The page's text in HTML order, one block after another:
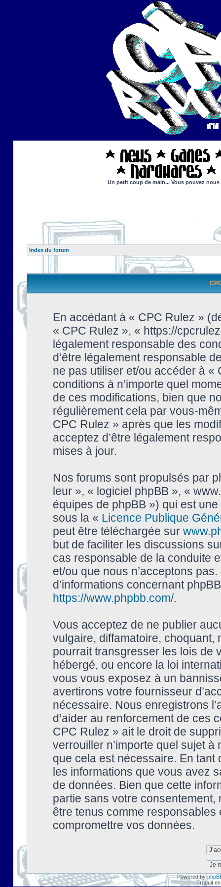
Un petit coup de main... Vous pouvez
Index du forum
En accédant à « CPC Rulez »
« CPC Rulez », « https://
légalement responsable des
d’être légalement responsable
ne pas utiliser et/ou accéder à
conditions à n’importe quel
de ces modifications, bien que
régulièrement cela par vous-
CPC Rulez » après que les
acceptez d’être légalement
mises à jour.
Nos forums sont propulsés par
leur », « logiciel phpBB », «
équipes de phpBB ») qui est
sous la « Licence Publique
peut être téléchargée sur
but de faciliter les discussions
cas responsable de la conduite
et/ou que nous n’acceptons
d’informations concernant
https://www.phpbb.com/.
Vous acceptez de ne publier
vulgaire, diffamatoire, choquant,
pourrait transgresser les lois de
hébergé, ou encore la loi
vous vous exposez à un
avertirons votre fournisseur
nécessaire. Nous enregistrons
d’aider au renforcement de ces
CPC Rulez » ait le droit de
verrouiller n’importe quel sujet à
que cela est nécessaire. En tant
les informations que vous avez
de données. Bien que cette
partie sans votre
être tenus comme
compromettre vos données.
Powered by
Traduit